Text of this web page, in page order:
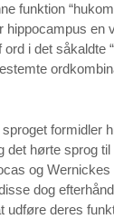
funktion
hippocampus en
i det såkaldte
formidler
det hørte sprog
og
dog
udføre deres